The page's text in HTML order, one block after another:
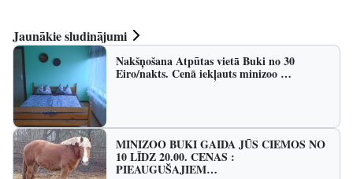
Jaunākie sludinājumi
Nakšņošana Atpūtas vietā Buki no 30
Eiro/nakts. Cenā iekļauts minizoo …
MINIZOO BUKI GAIDA JŪS CIEMOS NO
10 LĪDZ 20.00. CENAS :
PIEAUGUŠAJIEM…